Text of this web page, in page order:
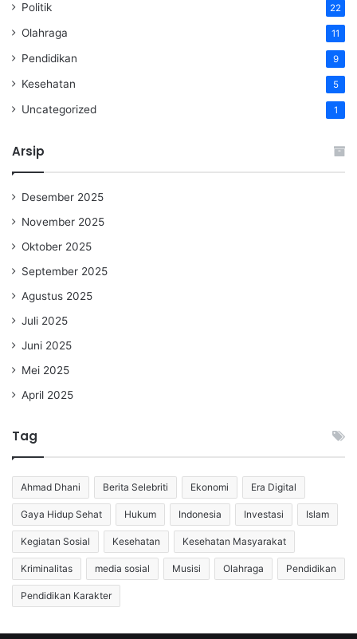
Politik 22
Olahraga 11
Pendidikan 9
Kesehatan 5
Uncategorized 1
Arsip
Desember 2025
November 2025
Oktober 2025
September 2025
Agustus 2025
Juli 2025
Juni 2025
Mei 2025
April 2025
Tag
Ahmad Dhani Berita Selebriti Ekonomi Era Digital
Gaya Hidup Sehat Hukum Indonesia Investasi Islam
Kegiatan Sosial Kesehatan Kesehatan Masyarakat
Kriminalitas media sosial Musisi Olahraga Pendidikan
Pendidikan Karakter